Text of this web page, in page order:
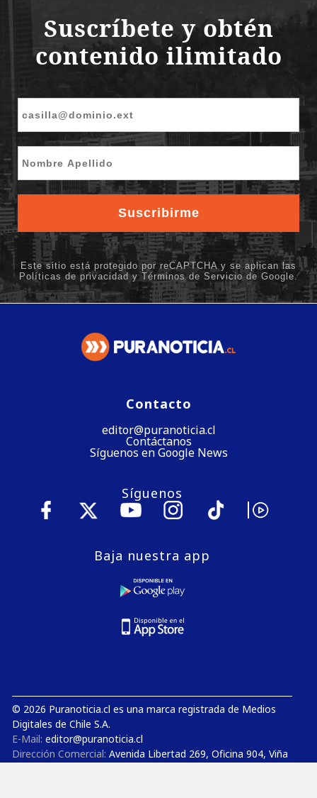
Contacto
editor@puranoticia.cl
Contáctanos
Síguenos en Google News
Síguenos
Baja nuestra app
© 2026 Puranoticia.cl es una marca registrada de Medios
Digitales de Chile S.A.
E-Mail: editor@puranoticia.cl
Dirección Comercial: Avenida Libertad 269, Oficina 904, Viña